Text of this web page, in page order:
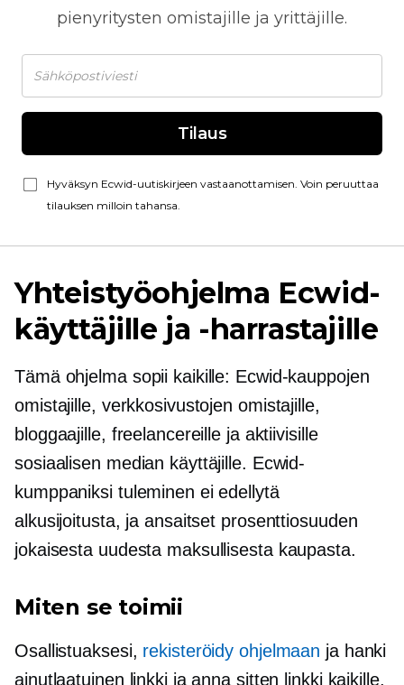
pienyritysten omistajille ja yrittäjille.
Tilaus
Hyväksyn Ecwid-uutiskirjeen vastaanottamisen. Voin peruuttaa
tilauksen milloin tahansa.
Yhteistyöohjelma Ecwid-
käyttäjille ja -harrastajille
Tämä ohjelma sopii kaikille: Ecwid-kauppojen
omistajille, verkkosivustojen omistajille,
bloggaajille, freelancereille ja aktiivisille
sosiaalisen median käyttäjille. Ecwid-
kumppaniksi tuleminen ei edellytä
alkusijoitusta, ja ansaitset prosenttiosuuden
jokaisesta uudesta maksullisesta kaupasta.
Miten se toimii
Osallistuaksesi, rekisteröidy ohjelmaan ja hanki
ainutlaatuinen linkki ja anna sitten linkki kaikille,